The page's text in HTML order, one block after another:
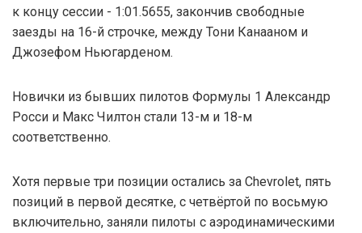
к концу сессии - 1:01.5655, закончив свободные
заезды на 16-й строчке, между Тони Канааном и
Джозефом Ньюгарденом.
Новички из бывших пилотов Формулы 1 Александр
Росси и Макс Чилтон стали 13-м и 18-м
соответственно.
Хотя первые три позиции остались за Chevrolet, пять
позиций в первой десятке, с четвёртой по восьмую
включительно, заняли пилоты с аэродинамическими